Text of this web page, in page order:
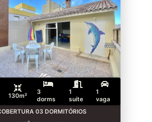
130m²
3
dorms
1
suíte
1
vaga
03 DORMITÓRIOS